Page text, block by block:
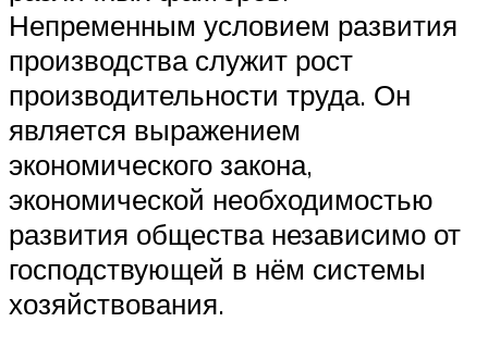
Непременным условием развития
производства служит рост
производительности труда. Он
является выражением
экономического закона,
экономической необходимостью
развития общества независимо от
господствующей в нём системы
хозяйствования.